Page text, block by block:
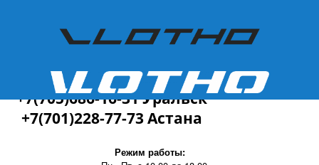
+7(701)228-77-73
+7(705)686-16-31 Уральск
+7(701)228-77-73 Астана
Режим работы: